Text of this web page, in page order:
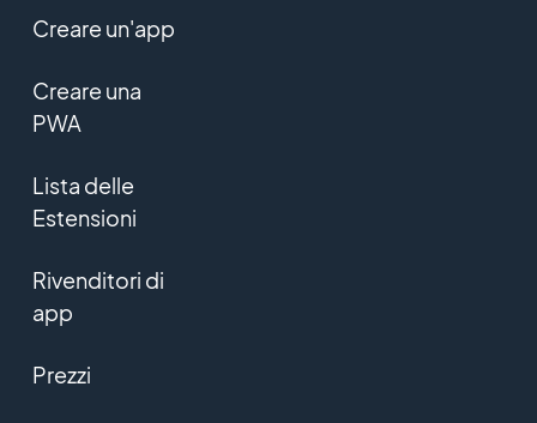
Creare un'app
Creare una
PWA
Lista delle
Estensioni
Rivenditori di
app
Prezzi